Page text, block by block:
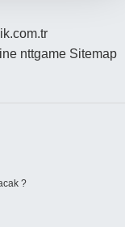
nttgame Sitemap
?